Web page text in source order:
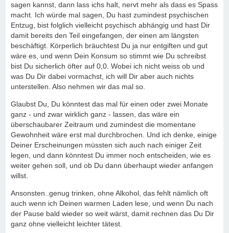
sagen kannst, dann lass ichs halt, nervt mehr als dass es Spass
macht. Ich würde mal sagen, Du hast zumindest psychischen
Entzug, bist folglich vielleicht psychisch abhängig und hast Dir
damit bereits den Teil eingefangen, der einen am längsten
beschäftigt. Körperlich bräuchtest Du ja nur entgiften und gut
wäre es, und wenn Dein Konsum so stimmt wie Du schreibst
bist Du sicherlich öfter auf 0,0. Wobei ich nicht weiss ob und
was Du Dir dabei vormachst, ich will Dir aber auch nichts
unterstellen. Also nehmen wir das mal so.
Glaubst Du, Du könntest das mal für einen oder zwei Monate
ganz - und zwar wirklich ganz - lassen, das wäre ein
überschaubarer Zeitraum und zumindest die momentane
Gewohnheit wäre erst mal durchbrochen. Und ich denke, einige
Deiner Erscheinungen müssten sich auch nach einiger Zeit
legen, und dann könntest Du immer noch entscheiden, wie es
weiter gehen soll, und ob Du dann überhaupt wieder anfangen
willst.
Ansonsten..genug trinken, ohne Alkohol, das fehlt nämlich oft
auch wenn ich Deinen warmen Laden lese, und wenn Du nach
der Pause bald wieder so weit wärst, damit rechnen das Du Dir
ganz ohne vielleicht leichter tätest.